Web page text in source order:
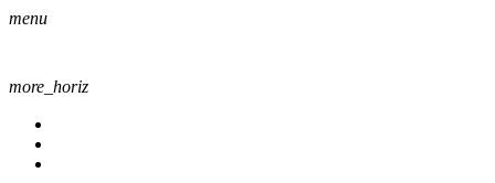
menu
more_horiz